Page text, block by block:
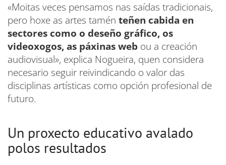
«Moitas veces pensamos nas saídas tradicionais,
pero hoxe as artes tamén teñen cabida en
sectores como o deseño gráfico, os
videoxogos, as páxinas web ou a creación
audiovisual», explica Nogueira, quen considera
necesario seguir reivindicando o valor das
disciplinas artísticas como opción profesional de
futuro.
Un proxecto educativo avalado
polos resultados